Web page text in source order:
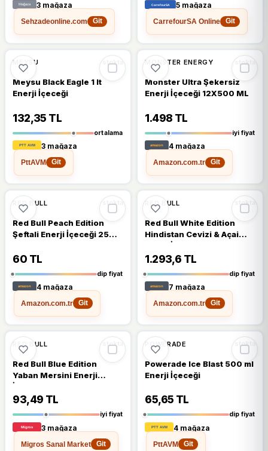
3 mağaza
Sehzadeonline.com
Git
5 mağaza
CarrefourSA Online
Git
%37 DÜŞTÜ
MEYSU stokta
Meysu Black Eagle 1 lt
Enerji İçeceği
132,35 TL
ortalama
3 mağaza
PttAVM
Git
🔥%49 DÜŞTÜ
MONSTER ENERGY stokta
Monster Ultra Şekersiz
Enerji İçeceği 12X500 ML
1.498 TL
iyi fiyat
4 mağaza
Amazon.com.tr
Git
%71 %71 DÜŞTÜ
RED BULL stokta
Red Bull Peach Edition
Şeftali Enerji İçeceği 250
60 TL
dip fiyat
4 mağaza
Amazon.com.tr
Git
%61 %61 DÜŞTÜ
RED BULL stokta
Red Bull White Edition
Hindistan Cevizi & Açai
Enerji İçeceği 24x250 ml
1.293,6 TL
dip fiyat
7 mağaza
Amazon.com.tr
Git
%53 %53 DÜŞTÜ
RED BULL stokta
Red Bull Blue Edition
Yaban Mersini Enerji
İçeceği 250 ml
93,49 TL
iyi fiyat
3 mağaza
Migros Sanal Market
Git
%51 %51 DÜŞTÜ
POWERADE stokta
Powerade Ice Blast 500 ml
Enerji İçeceği
65,65 TL
dip fiyat
4 mağaza
PttAVM
Git